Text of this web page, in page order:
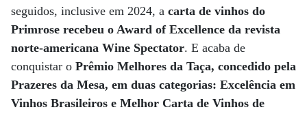
seguidos, inclusive em 2024, a carta de vinhos do
Primrose recebeu o Award of Excellence da revista
norte-americana Wine Spectator. E acaba de
conquistar o Prêmio Melhores da Taça, concedido pela
Prazeres da Mesa, em duas categorias: Excelência em
Vinhos Brasileiros e Melhor Carta de Vinhos de